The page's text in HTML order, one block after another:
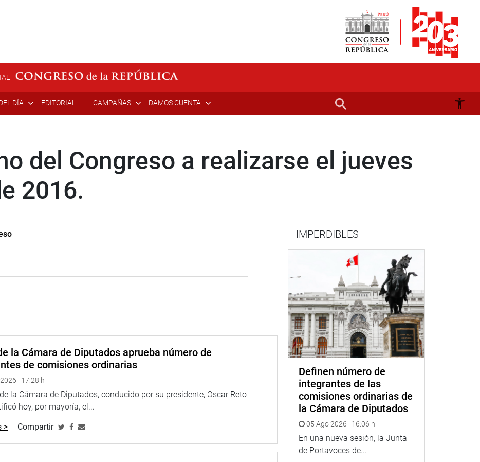
DÍA EDITORIAL CAMPAÑAS DAMOS CUENTA
del Congreso a realizarse el jueves
2016.
la Cámara de Diputados aprueba número de
de comisiones ordinarias
| 17:28 h
la Cámara de Diputados, conducido por su presidente, Oscar Reto
hoy, por mayoría, el...
> Compartir
IMPERDIBLES
Definen número de
integrantes de las
comisiones ordinarias de
la Cámara de Diputados
05 Ago 2026 | 16:06 h
En una nueva sesión, la Junta
de Portavoces de...